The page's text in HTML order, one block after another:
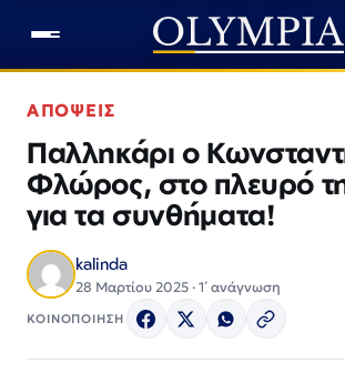
ΑΠΟΨΕΙΣ
Παλληκάρι ο
Φλώρος, στο πλευρό
για τα συνθήματα!
kalinda
28 Μαρτίου 2025 · 1΄ ανάγνωση
ΚΟΙΝΟΠΟΙΗΣΗ